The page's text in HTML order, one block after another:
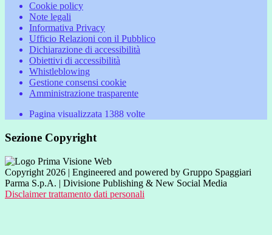
Cookie policy
Note legali
Informativa Privacy
Ufficio Relazioni con il Pubblico
Dichiarazione di accessibilità
Obiettivi di accessibilità
Whistleblowing
Gestione consensi cookie
Amministrazione trasparente
Pagina visualizzata 1388 volte
Sezione Copyright
Copyright 2026 | Engineered and powered by Gruppo Spaggiari
Parma S.p.A. | Divisione Publishing & New Social Media
Disclaimer trattamento dati personali